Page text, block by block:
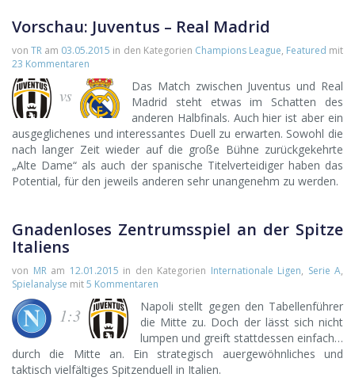
Vorschau: Juventus – Real Madrid
vonTR am 03.05.2015 in den Kategorien Champions League, Featured mit
23 Kommentaren
vs
Das Match zwischen Juventus und Real
Madrid steht etwas im Schatten des
anderen Halbfinals. Auch hier ist aber ein
ausgeglichenes und interessantes Duell zu erwarten. Sowohl die
nach langer Zeit wieder auf die große Bühne zurückgekehrte
„Alte Dame“ als auch der spanische Titelverteidiger haben das
Potential, für den jeweils anderen sehr unangenehm zu werden.
Gnadenloses Zentrumsspiel an der Spitze
Italiens
von MRam 12.01.2015 in den Kategorien Internationale Ligen, Serie A,
Spielanalyse mit5 Kommentaren
1:3
Napoli stellt gegen den Tabellenführer
die Mitte zu. Doch der lässt sich nicht
lumpen und greift stattdessen einfach…
durch die Mitte an. Ein strategisch auergewöhnliches und
taktisch vielfältiges Spitzenduell in Italien.